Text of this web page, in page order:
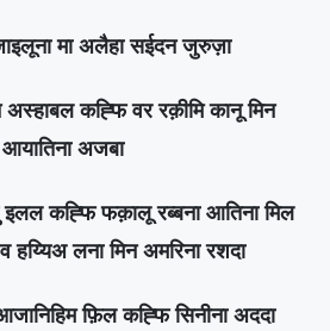
मा अलैहा सईदन जुरुज़ा
कह्फि वर रक़ीमि कानू मिन
आयातिना अजबा
कह्फि फक़ालू रब्बना आतिना मिल
हय्यिअ लना मिन अमरिना रशदा
फ़िल कह्फि सिनीना अददा